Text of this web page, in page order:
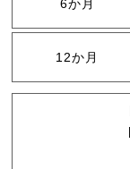
6か月
12か月